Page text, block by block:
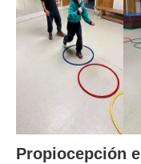
Propiocepción